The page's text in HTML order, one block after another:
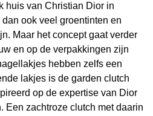
huis van Christian Dior in
ook veel groentinten en
Maar het concept gaat verder
en op de verpakkingen zijn
hebben zelfs een
lakjes is de garden clutch
op de expertise van Dior
Een zachtroze clutch met daarin